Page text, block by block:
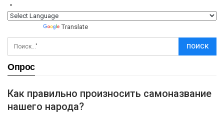
Translate
Опрос
Как правильно произносить самоназвание
нашего народа?